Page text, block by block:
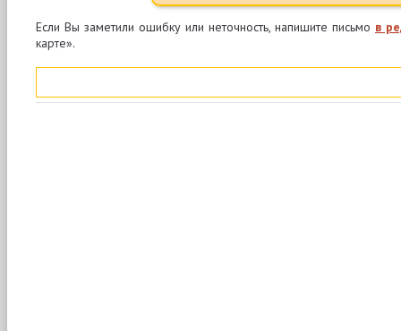
Если Вы заметили ошибку или неточность, напишите письмо в
карте».